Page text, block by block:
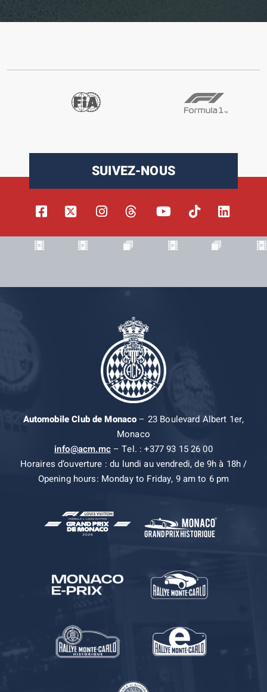
SUIVEZ-NOUS
Automobile Club de Monaco– 23 Boulevard Albert 1er,
Monaco
info@acm.mc– Tel. : +377 93 15 26 00
Horaires d’ouverture : du lundi au vendredi, de 9h à 18h /
Opening hours: Monday to Friday, 9 am to 6 pm